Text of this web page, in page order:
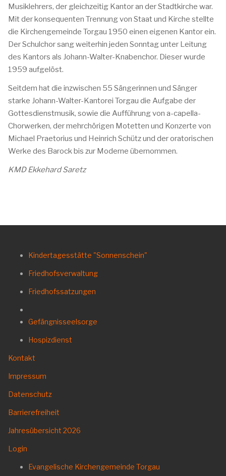
Musiklehrers, der gleichzeitig Kantor an der Stadtkirche war.
Mit der konsequenten Trennung von Staat und Kirche stellte
die Kirchengemeinde Torgau 1950 einen eigenen Kantor ein.
Der Schulchor sang weiterhin jeden Sonntag unter Leitung
des Kantors als Johann-Walter-Knabenchor. Dieser wurde
1959 aufgelöst.
Seitdem hat die inzwischen 55 Sängerinnen und Sänger
starke Johann-Walter-Kantorei Torgau die Aufgabe der
Gottesdienstmusik, sowie die Aufführung von a-capella-
Chorwerken, der mehrchörigen Motetten und Konzerte von
Michael Praetorius und Heinrich Schütz und der oratorischen
Werke des Barock bis zur Moderne übernommen.
KMD Ekkehard Saretz
Kindertagesstätte "Sonnenschein"
Friedhofsverwaltung
Friedhofssatzungen
Gefängnisseelsorge
Hospizdienst
Kontakt
Impressum
Datenschutz
Barrierefreiheit
Jahresübersicht 2026
Login
Evangelische Kirchengemeinde Torgau